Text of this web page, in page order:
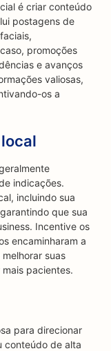
é criar conteúdo
postagens de
promoções
e avanços
valiosas,
os a
indicações.
incluindo sua
que sua
Incentive os
encaminharam a
suas
pacientes.
para direcionar
conteúdo de alta